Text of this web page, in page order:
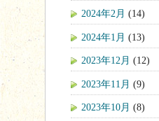
2024年2月 (14)
2024年1月 (13)
2023年12月 (12)
2023年11月 (9)
2023年10月 (8)